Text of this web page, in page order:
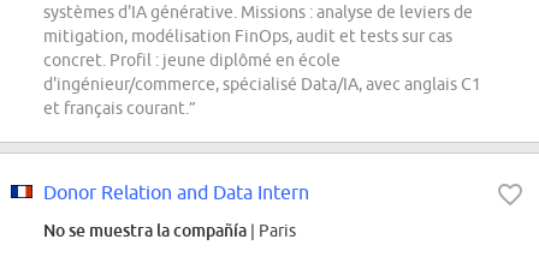
systèmes d'IA générative. Missions : analyse de leviers de
mitigation, modélisation FinOps, audit et tests sur cas
concret. Profil : jeune diplômé en école
d'ingénieur/commerce, spécialisé Data/IA, avec anglais C1
et français courant.”
Donor Relation and Data Intern
No se muestra la compañía | Paris